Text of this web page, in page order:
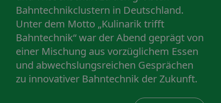
Bahntechnikclustern in Deutschland.
Unter dem Motto „Kulinarik trifft
Bahntechnik“ war der Abend geprägt von
einer Mischung aus vorzüglichem Essen
und abwechslungsreichen Gesprächen
zu innovativer Bahntechnik der Zukunft.